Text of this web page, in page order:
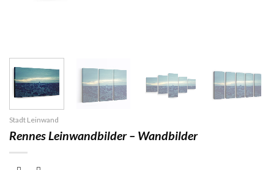
Stadt Leinwand
Rennes Leinwandbilder – Wandbilder